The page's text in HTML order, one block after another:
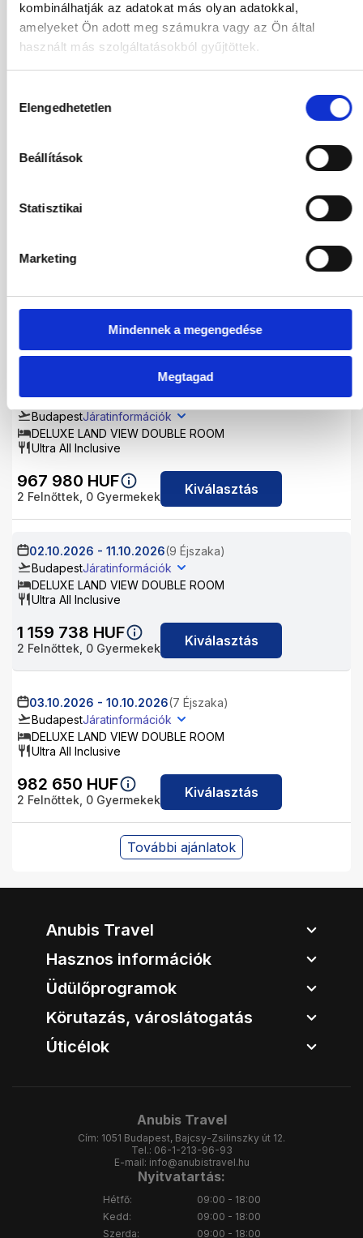
kombinálhatják az adatokat más olyan adatokkal,
amelyeket Ön adott meg számukra vagy az Ön által
használt más szolgáltatásokból gyűjtöttek.
kiválasztása
Elengedhetetlen
Beállítások
Statisztikai
Marketing
Mindennek a megengedése
Megtagad
Jan Feb Már Ápr
Máj Jún Júl
BudapestJáratinformációk
Budapest
Ultra All Inclusive
HUF Kiválasztás
02.10.2026- 09.10.2026(7 Éjszaka)
BudapestJáratinformációk
DELUXE LAND VIEW DOUBLE ROOM
Ultra All Inclusive
967 980 HUF
2 Felnőttek, 0 Gyermekek Kiválasztás
02.10.2026 - 11.10.2026(9 Éjszaka)
BudapestJáratinformációk
DELUXE LAND VIEW DOUBLE ROOM
Ultra All Inclusive
1 159 738 HUF
2 Felnőttek, 0 Gyermekek Kiválasztás
03.10.2026 - 10.10.2026(7 Éjszaka)
BudapestJáratinformációk
DELUXE LAND VIEW DOUBLE ROOM
Ultra All Inclusive
982 650 HUF
2 Felnőttek, 0 Gyermekek Kiválasztás
További ajánlatok
Anubis Travel
Hasznos információk
Üdülőprogramok
Körutazás, városlátogatás
Úticélok
Anubis Travel
Cím: 1051 Budapest, Bajcsy-Zsilinszky út 12.
Tel.: 06-1-213-96-93
E-mail: info@anubistravel.hu
Nyitvatartás:
Hétfő:
Kedd:
Szerda:
09:00 - 18:00
09:00 - 18:00
09:00 - 18:00